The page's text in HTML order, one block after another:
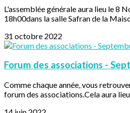
L'assemblée générale aura lieu le 8
18h00dans la salle Safran de la
31 octobre 2022
Forum des associations -
Comme chaque année, vous
forum des associations.Cela aura